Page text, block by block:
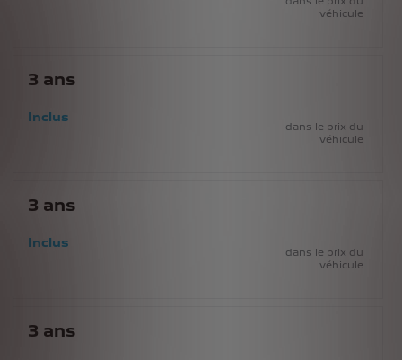
véhicule
3 ans
Inclus
dans le prix du
véhicule
3 ans
Inclus
dans le prix du
véhicule
3 ans